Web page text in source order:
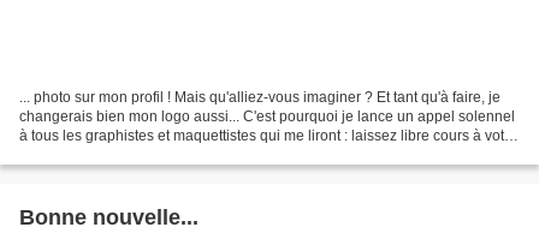
... photo sur mon profil ! Mais qu'alliez-vous imaginer ? Et tant qu'à faire, je
changerais bien mon logo aussi... C'est pourquoi je lance un appel solennel
à tous les graphistes et maquettistes qui me liront : laissez libre cours à votre
Bonne nouvelle...